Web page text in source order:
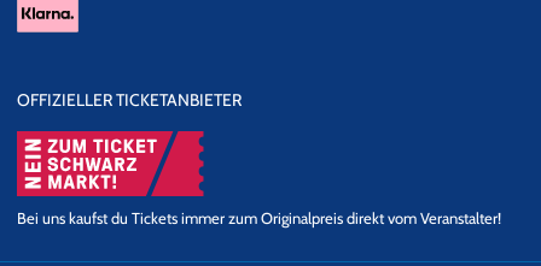
OFFIZIELLER TICKETANBIETER
Bei uns kaufst du Tickets immer zum Originalpreis direkt vom Veranstalter!